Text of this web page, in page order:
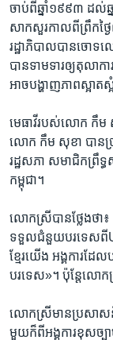
ចាប់​ពី​ឆ្នាំ​១៩៩៣ ដល់​ឆ្
សាកសួរ​កាល​ពី​ព្រឹក​ថ្ង
រដ្ឋាភិបាល​បាន​ចោ
បាន​ទាមទារ​ឲ្យ​តុលា
អាច​បង្ហាញ​ភាព​ស្អា
មេធាវី​របស់​លោក កឹម
លោក កឹម សុខា បាន​ប្
រដ្ឋសភា សមាជិក​ព្រឹទ្
កម្ពុជា។
លោកស្រី​បាន​ថ្លែង​ថា
ទទួល​ជំនួយ​បរទេស​ពី​
ខ្មែរ​យើង អង្គការ​ដ
បរទេស»។ ប៉ុន្តែ​លោ
លោកស្រី​មាន​ប្រសាស
មួយ​ក៏​ពី​អង្គការ​ខុស​ច្ប